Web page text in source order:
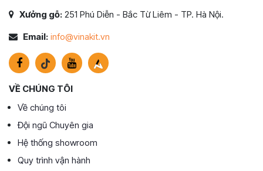
Xưởng gỗ: 251 Phú Diễn - Bắc Từ Liêm - TP. Hà Nội.
Email: info@vinakit.vn
VỀ CHÚNG TÔI
Về chúng tôi
Đội ngũ Chuyên gia
Hệ thống showroom
Quy trình vận hành